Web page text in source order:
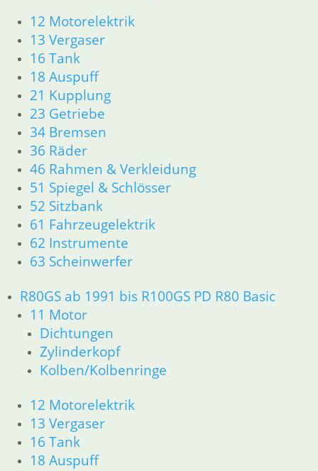
12 Motorelektrik
13 Vergaser
16 Tank
18 Auspuff
21 Kupplung
23 Getriebe
34 Bremsen
36 Räder
46 Rahmen & Verkleidung
51 Spiegel & Schlösser
52 Sitzbank
61 Fahrzeugelektrik
62 Instrumente
63 Scheinwerfer
R80GS ab 1991 bis R100GS PD R80 Basic
11 Motor
Dichtungen
Zylinderkopf
Kolben/Kolbenringe
12 Motorelektrik
13 Vergaser
16 Tank
18 Auspuff
62 Instrumente
63 Scheinwerfer
R65 R80 Monolever R100 RS/RT Monolever ab 1984
11 Motor
Dichtungen
Kolben/Kolbenringe
Zylinderkopf
12 Motorelektrik
13 Vergaser
16 Tank
18 Auspuff
21 Kupplung
23 Getriebe
26 Kardanwelle
31 Telegabel
32 Lenkung
34 Bremsen
36 Räder
46 Rahmen & Verkleidung
51 Spiegel & Schlösser
52 Sitzbank
61 Fahrzeugelektrik
R45 & R65LS
11 Motor
Dichtungen
Zylinderkopf